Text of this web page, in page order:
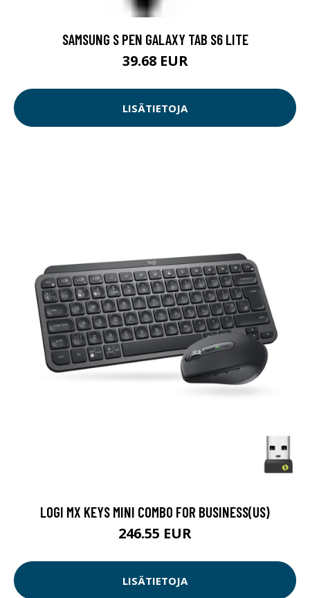
SAMSUNG S PEN GALAXY TAB S6 LITE
39.68 EUR
LISÄTIETOJA
LOGI MX KEYS MINI COMBO FOR BUSINESS(US)
246.55 EUR
LISÄTIETOJA